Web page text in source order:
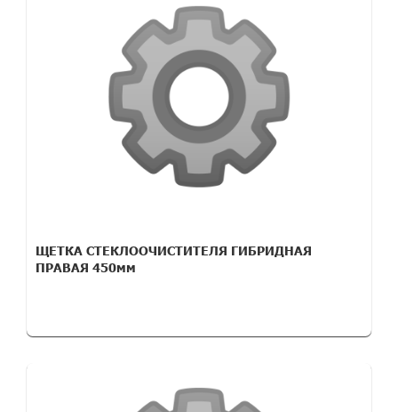
ЩЕТКА СТЕКЛООЧИСТИТЕЛЯ ГИБРИДНАЯ
ПРАВАЯ 450мм